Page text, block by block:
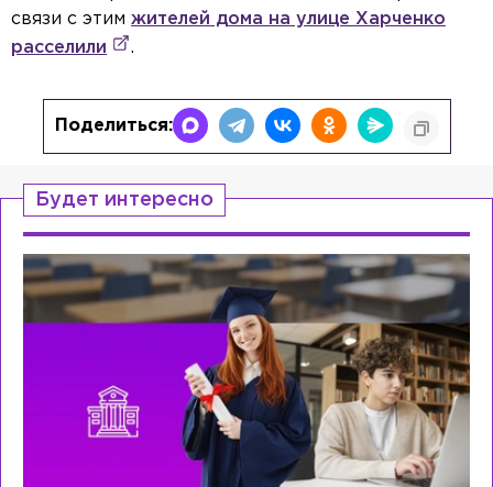
связи с этим жителей дома на улице Харченко
расселили
.
Поделиться:
Будет интересно